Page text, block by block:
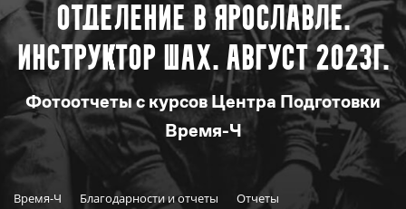
отделение в Ярославле.
Инструктор Шах. август 2023г.
Фотоотчеты с курсов Центра Подготовки
Время-Ч
Время-Ч Благодарности и отчеты
Отчеты